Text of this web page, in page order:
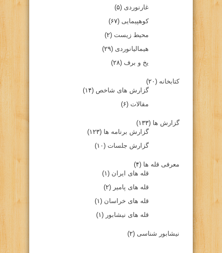
غارنوردی (۵)
کوهپیمایی (۶۷)
محیط زیست (۲)
هیمالیانوردی (۲۹)
یخ و برف (۲۸)
کتابخانه (۲۰)
گزارش های شاخص (۱۴)
مقالات (۶)
گزارش ها (۱۳۳)
گزارش برنامه ها (۱۲۳)
گزارش جلسات (۱۰)
معرفی قله ها (۴)
قله های ایران (۱)
قله های پامیر (۲)
قله های خراسان (۱)
قله های نیشابور (۱)
نیشابور شناسی (۲)